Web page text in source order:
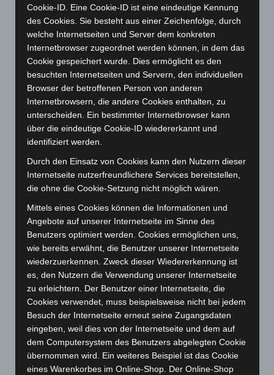
Juni 2024(107)
Mai 2024(149)
April 2024
März 2024(103)
Februar 2024(103)
Januar 2024(111)
Dezember 2023 (130)
November 2023(130)
September 2023(133)
August 2023(134)
Juli 2023 (118)
Juni 2023(142)
Mai 2023(139)
April 2023(155)
März 2023 (174)
Februar 2023(154)
Januar 2023(140)
Dezember 2022
November 2022(167)
Cookie-ID. Eine Cookie-ID ist eine eindeutige Kennung
des Cookies. Sie besteht aus einer Zeichenfolge, durch
welche Internetseiten und Server dem konkreten
Internetbrowser zugeordnet werden können, in dem das
Cookie gespeichert wurde. Dies ermöglicht es den
besuchten Internetseiten und Servern, den individuellen
Browser der betroffenen Person von anderen
Internetbrowsern, die andere Cookies enthalten, zu
unterscheiden. Ein bestimmter Internetbrowser kann
über die eindeutige Cookie-ID wiedererkannt und
identifiziert werden.
Durch den Einsatz von Cookies kann den Nutzern dieser
Internetseite nutzerfreundlichere Services bereitstellen,
die ohne die Cookie-Setzung nicht möglich wären.
Mittels eines Cookies können die Informationen und
Angebote auf unserer Internetseite im Sinne des
Benutzers optimiert werden. Cookies ermöglichen uns,
wie bereits erwähnt, die Benutzer unserer Internetseite
wiederzuerkennen. Zweck dieser Wiedererkennung ist
es, den Nutzern die Verwendung unserer Internetseite
zu erleichtern. Der Benutzer einer Internetseite, die
Cookies verwendet, muss beispielsweise nicht bei jedem
Besuch der Internetseite erneut seine Zugangsdaten
eingeben, weil dies von der Internetseite und dem auf
dem Computersystem des Benutzers abgelegten Cookie
übernommen wird. Ein weiteres Beispiel ist das Cookie
eines Warenkorbes im Online-Shop. Der Online-Shop